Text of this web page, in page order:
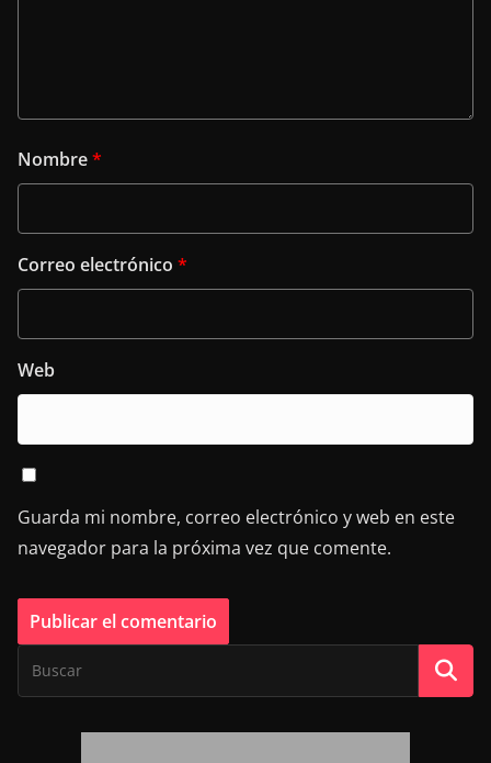
Nombre*
Correo electrónico *
Web
Guarda mi nombre, correo electrónico y web en este
navegador para la próxima vez que comente.